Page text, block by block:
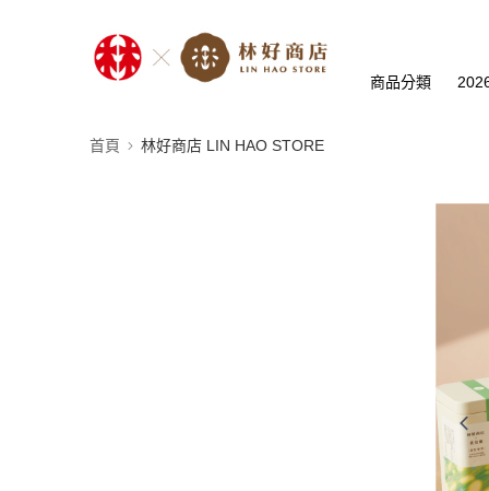
商品分類
首頁 林好商店 LIN HAO STORE